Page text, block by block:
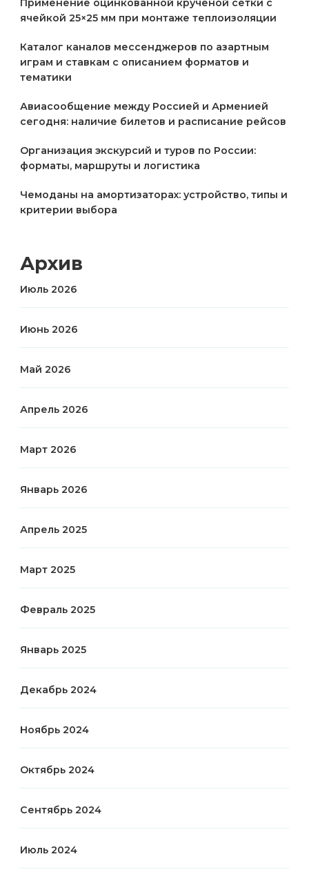
Применение оцинкованной крученой сетки с
ячейкой 25×25 мм при монтаже теплоизоляции
Каталог каналов мессенджеров по азартным
играм и ставкам с описанием форматов и
тематики
Авиасообщение между Россией и Арменией
сегодня: наличие билетов и расписание рейсов
Организация экскурсий и туров по России:
форматы, маршруты и логистика
Чемоданы на амортизаторах: устройство, типы и
критерии выбора
Архив
Июль 2026
Июнь 2026
Май 2026
Апрель 2026
Март 2026
Январь 2026
Апрель 2025
Март 2025
Февраль 2025
Январь 2025
Декабрь 2024
Ноябрь 2024
Октябрь 2024
Сентябрь 2024
Июль 2024